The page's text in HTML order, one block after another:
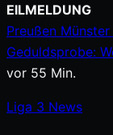
Zum
Inhalt
springen
EILMELDUNG
Preußen
Geduldsprobe:
vor 55 Min.
Liga 3 News